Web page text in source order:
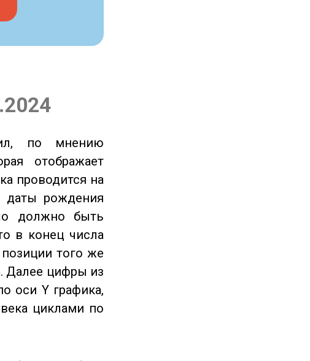
по мнению
отображает
проводится на
даты рождения
должно быть
в конец числа
того же
Далее цифры из
оси Y графика,
циклами по